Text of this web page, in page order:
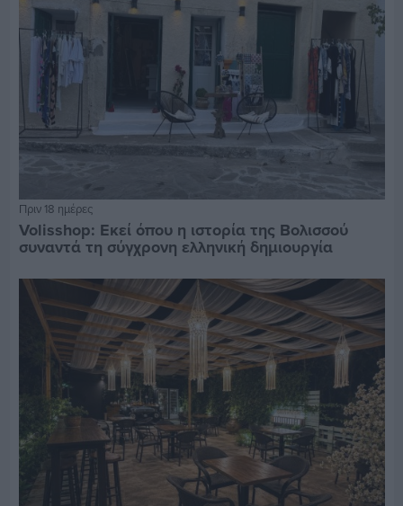
Πριν 18 ημέρες
Volisshop: Εκεί όπου η ιστορία της Βολισσού
συναντά τη σύγχρονη ελληνική δημιουργία